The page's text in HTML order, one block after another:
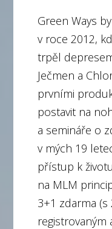
Green Ways
v roce 2012,
trpěl
Ječmen a
prvními
postavit na
a semináře o
v mých 19
přístup k
na MLM
3+1 zdarma (s